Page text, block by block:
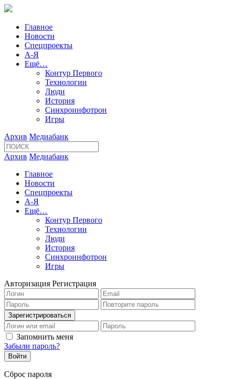
Главное
Новости
Спецпроекты
А-Я
Ещё…
Контур Первого
Технологии
Люди
История
Синхроинфотрон
Игры
Архив Медиабанк
Архив Медиабанк
Главное
Новости
Спецпроекты
А-Я
Ещё…
Контур Первого
Технологии
Люди
История
Синхроинфотрон
Игры
Авторизация Регистрация
Запомнить меня
Забыли пароль?
Сброс пароля